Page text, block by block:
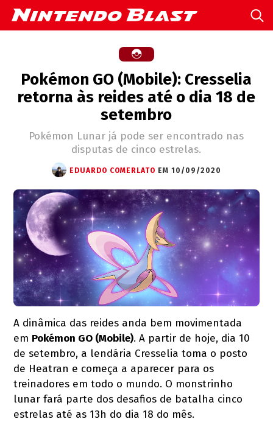
Pokémon GO (Mobile): Cresselia
retorna às reides até o dia 18 de
setembro
Pokémon Lunar já pode ser encontrado nas
disputas de cinco estrelas.
EDUARDO COMERLATO EM 10/09/2020
A dinâmica das reides anda bem movimentada
em Pokémon GO (Mobile). A partir de hoje, dia 10
de setembro, a lendária Cresselia toma o posto
de Heatran e começa a aparecer para os
treinadores em todo o mundo. O monstrinho
lunar fará parte dos desafios de batalha cinco
estrelas até as 13h do dia 18 do mês.